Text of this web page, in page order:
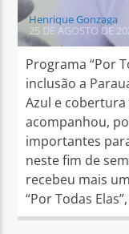
Henrique Gonzaga
25 DE AGOSTO DE
Programa “Por
inclusão a
Azul e cobertura
acompanhou,
importantes
neste fim de
recebeu mais
“Por Todas